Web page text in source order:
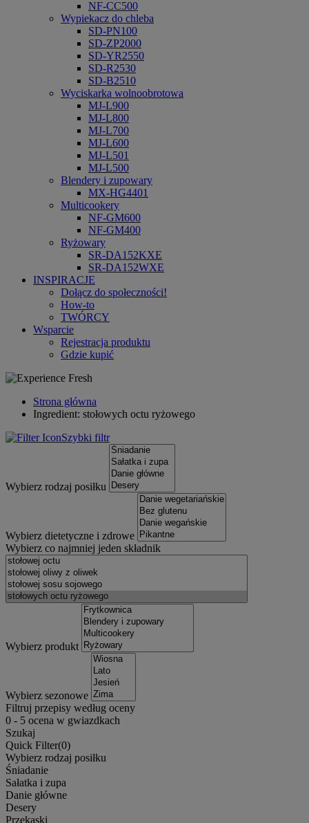
NF-CC500
Wypiekacz do chleba
SD-PN100
SD-ZP2000
SD-YR2550
SD-R2530
SD-B2510
Wyciskarka wolnoobrotowa
MJ-L900
MJ-L800
MJ-L700
MJ-L600
MJ-L501
MJ-L500
Blendery i zupowary
MX-HG4401
Multicookery
NF-GM600
NF-GM400
Ryżowary
SR-DA152KXE
SR-DA152WXE
INSPIRACJE
Dołącz do społeczności!
How-to
TWÓRCY
Wsparcie
Rejestracja produktu
Gdzie kupić
Strona główna
Ingredient: stołowych octu ryżowego
Szybki filtr
Wybierz rodzaj posiłku
Wybierz dietetyczne i zdrowe
Wybierz co najmniej jeden składnik
Wybierz produkt
Wybierz sezonowe
Filtruj przepisy według oceny
0 - 5 ocena w gwiazdkach
Szukaj
Quick Filter(0)
Wybierz rodzaj posiłku
Śniadanie
Sałatka i zupa
Danie główne
Desery
Przekąski